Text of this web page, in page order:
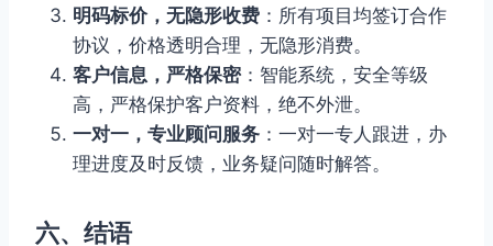
明码标价，无隐形收费 ：所有项目均签订合作
协议，价格透明合理，无隐形消费。
客户信息，严格保密：智能系统，安全等级
高，严格保护客户资料，绝不外泄。
一对一，专业顾问服务 ：一对一专人跟进，办
理进度及时反馈，业务疑问随时解答。
六、结语